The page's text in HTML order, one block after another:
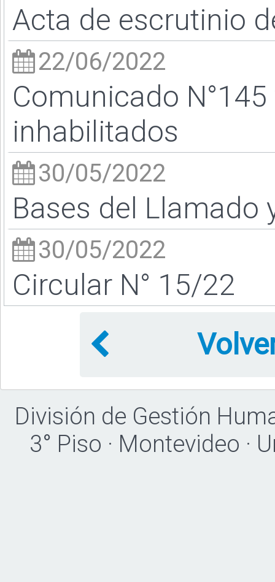
Acta de escrutinio
22/06/2022
Comunicado
inhabilitados
30/05/2022
Bases del Llamado
30/05/2022
Circular N° 15/22
División de Gestión
3° Piso · Montevideo ·